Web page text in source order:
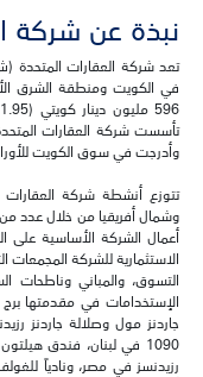
نبذة عن شركة
تعد شركة العقارات المتحدة
في الكويت ومنطقة الشرق
وأدرجت في سوق الكويت للأوراق
تتوزع أنشطة شركة
وشمال أفريقيا من خلال عدد من
أعمال الشركة الأساسية على
الاستثمارية للشركة المجمعات
التسوق، والمباني وناطحات
الإستخدامات في مقدمتها
جاردنز مول وصلالة جاردنز
1090 في لبنان، فندق
رزيدنسز في مصر، ونادياً